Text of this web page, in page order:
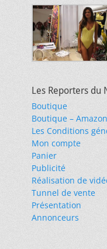
Les Reporters du
Boutique
Boutique –
Les Conditions
Mon compte
Panier
Publicité
Réalisation de
Tunnel de vente
Présentation
Annonceurs